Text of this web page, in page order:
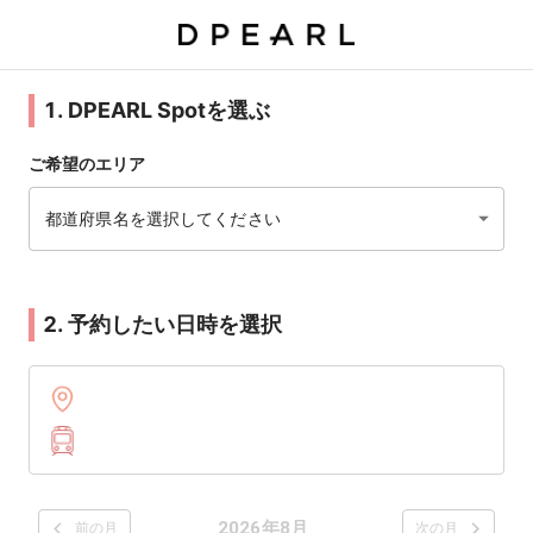
1. DPEARL Spotを選ぶ
ご希望のエリア
都道府県名を選択してください
2. 予約したい日時を選択
2026年8月
前の月 次の月